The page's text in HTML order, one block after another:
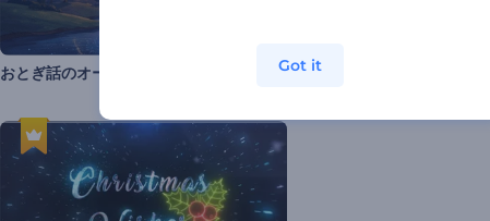
おとぎ話のオープニング Got it